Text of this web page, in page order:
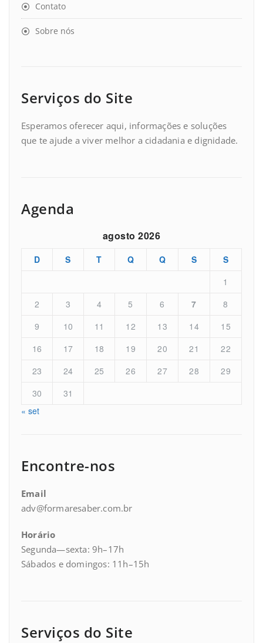
Contato
Sobre nós
Serviços do Site
Esperamos oferecer aqui, informações e soluções
que te ajude a viver melhor a cidadania e dignidade.
Agenda
agosto 2026
D S T Q Q S
S
1
2
3 4 5 6 7
8
9
10 11 12 13 14
15
16
17 18 19 20 21
22
23
24 25 26 27 28
29
30
31
« set
Encontre-nos
Email
adv@formaresaber.com.br
Horário
Segunda—sexta: 9h–17h
Sábados e domingos: 11h–15h
Serviços do Site